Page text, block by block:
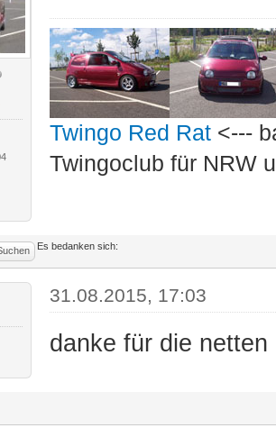
Twingo Red Rat<---
Twingoclub für NRW
Es bedanken sich:
31.08.2015, 17:03
danke für die